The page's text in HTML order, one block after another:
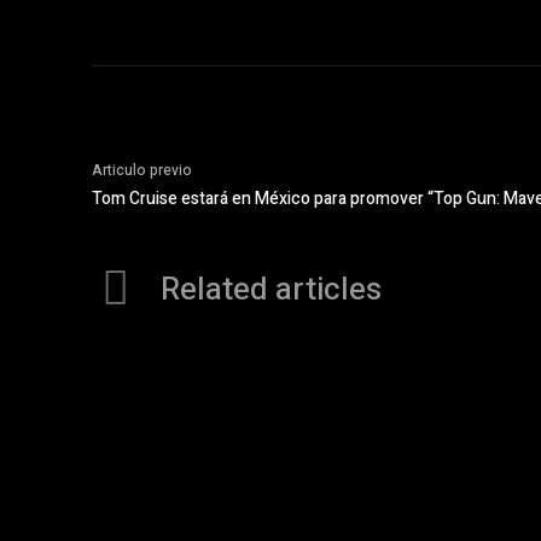
Articulo previo
Tom Cruise estará en México para promover “Top Gun:
Related articles